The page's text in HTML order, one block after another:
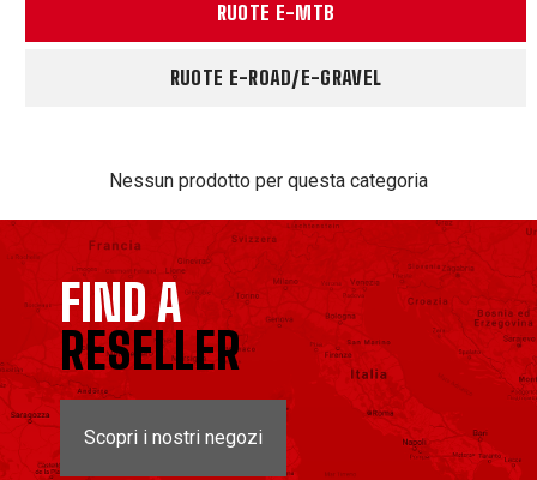
RUOTE E-MTB
RUOTE E-ROAD/E-GRAVEL
Nessun prodotto per questa categoria
FIND A
RESELLER
Scopri i nostri negozi